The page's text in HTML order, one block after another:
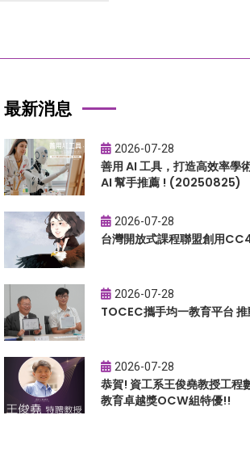
最新消息
2026-07-28
善用 AI 工具，打造高效率學
AI 幫手推薦 ! (20250825)
2026-07-28
台灣開放式課程聯盟創用
2026-07-28
TOCEC攜手均一教育平台
2026-07-28
恭賀! 資工系王俊堯教授工
教育卓越獎OCW組特優!!